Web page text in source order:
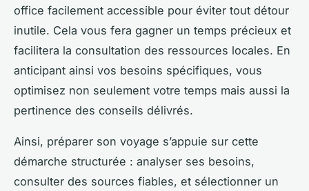
office facilement accessible pour éviter tout détour
inutile. Cela vous fera gagner un temps précieux et
facilitera la consultation des ressources locales. En
anticipant ainsi vos besoins spécifiques, vous
optimisez non seulement votre temps mais aussi la
pertinence des conseils délivrés.
Ainsi, préparer son voyage s’appuie sur cette
démarche structurée : analyser ses besoins,
consulter des sources fiables, et sélectionner un